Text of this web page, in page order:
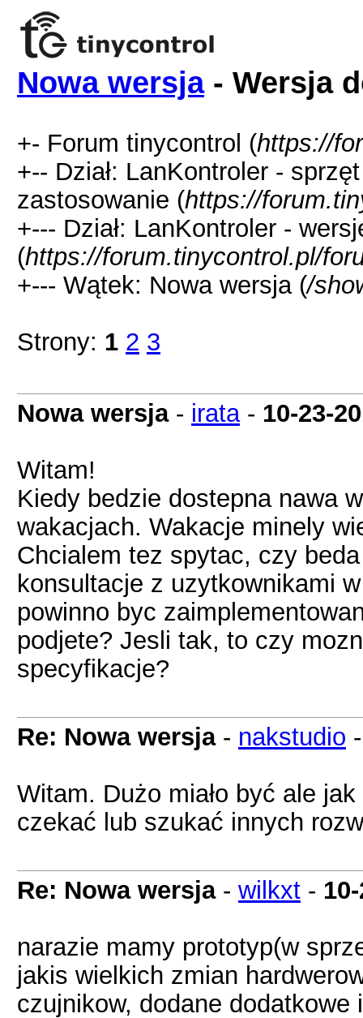
Nowa wersja- Wersja
+- Forum tinycontrol (https://
+-- Dział: LanKontroler -
zastosowanie (https://
+--- Dział: LanKontroler -
(https://forum.tinycontrol.pl/
+--- Wątek: Nowa wersja (/
Strony: 1 2 3
Nowa wersja- irata- 10-23-
Witam!
Kiedy bedzie dostepna nawa
wakacjach. Wakacje minely
Chcialem tez spytac, czy
konsultacje z uzytkownikami
powinno byc
podjete? Jesli tak, to czy
specyfikacje?
Re: Nowa wersja- nakstudio
Witam. Dużo miało być ale
czekać lub szukać innych
Re: Nowa wersja- wilkxt -
narazie mamy prototyp(w
jakis wielkich zmian
czujnikow, dodane